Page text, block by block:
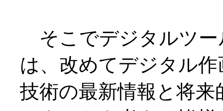
そこでデジタルツー
は、改めてデジタル
技術の最新情報と将来